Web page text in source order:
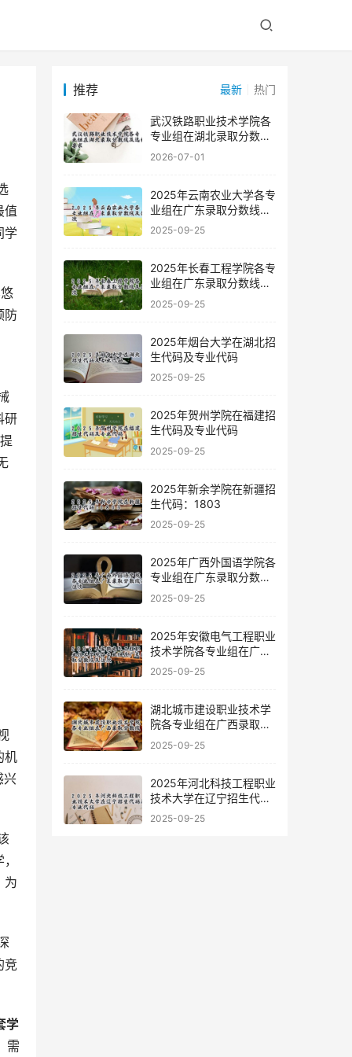
值
学
防
研
机
兴
为
竞
学
需
推荐 最新 热门
武汉铁路职业技术学院各
专业组在湖北录取分数线
及选科要求
2026-07-01
2025年云南农业大学各专
业组在广东录取分数线及
位次
2025-09-25
2025年长春工程学院各专
业组在广东录取分数线及
位次
2025-09-25
2025年烟台大学在湖北招
生代码及专业代码
2025-09-25
2025年贺州学院在福建招
生代码及专业代码
2025-09-25
2025年新余学院在新疆招
生代码：1803
2025-09-25
2025年广西外国语学院各
专业组在广东录取分数线
及位次
2025-09-25
2025年安徽电气工程职业
技术学院各专业组在广东
录取分数线及位次
2025-09-25
湖北城市建设职业技术学
院各专业组在广西录取分
数线
2025-09-25
2025年河北科技工程职业
技术大学在辽宁招生代码
及专业代码
2025-09-25